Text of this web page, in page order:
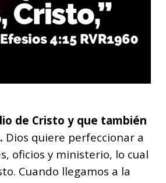
de Cristo y que también
Dios quiere perfeccionar a
oficios y ministerio, lo cual
Cuando llegamos a la